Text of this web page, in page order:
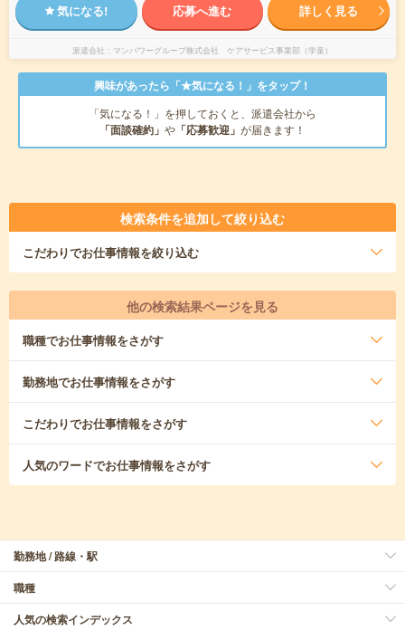
気になる! 応募へ進む 詳しく見る
派遣会社 マンパワーグループ株式会社 ケアサービス事業部（学童）
興味があったら「★気になる！」をタップ！
「気になる！」を押しておくと、派遣会社から
「面談確約」 や 「応募歓迎」 が届きます！
検索条件を追加して絞り込む
こだわりでお仕事情報を絞り込む
他の検索結果ページを見る
職種でお仕事情報をさがす
勤務地でお仕事情報をさがす
こだわりでお仕事情報をさがす
人気のワードでお仕事情報をさがす
勤務地 / 路線・駅
職種
人気の検索インデックス